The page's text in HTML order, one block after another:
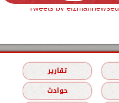
Tweets by elzmannewseg
تقارير
حوادث